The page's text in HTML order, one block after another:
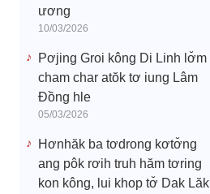
ương
10/03/2026
Pơjing Groi kông Di Linh lơ̆m
cham char atŏk tơ iung Lâm
Đồng hle
05/03/2026
Hơnhăk ba tơdrong kơtơ̆ng
ang pôk rơih truh hăm tơring
kon kông, lui khop tơ̆ Dak Lăk